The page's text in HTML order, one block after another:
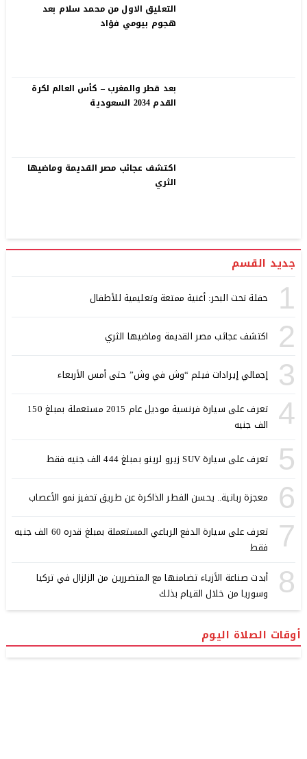
التعليق الاول من محمد سلام بعد
هجوم بيومي فؤاد
بعد قطر والمغرب – كأس العالم لكرة
القدم 2034 السعودية
اكتشف عجائب مصر القديمة وماضيها
الثري
جديد القسم
1 حفلة تحت البحر: أغنية ممتعة وتعليمية للأطفال
2 اكتشف عجائب مصر القديمة وماضيها الثري
3 إجمالي إيرادات فيلم “وش في وش” حتى أمس الأربعاء
4
تعرف على سيارة فرنسية موديل عام 2015 مستعملة بمبلغ 150
الف جنيه
5 تعرف على سيارة SUV زيرو لرينو بمبلغ 444 الف جنيه فقط
6 معجزة ربانية.. يحسن الفطر الذاكرة عن طريق تحفيز نمو الأعصاب
7
تعرف على سيارة الدفع الرباعي المستعملة بمبلغ قدره 60 الف جنيه
فقط
8
أبدت صناعة الأزياء تضامنها مع المتضررين من الزلزال في تركيا
وسوريا من خلال القيام بذلك
أوقات الصلاة اليوم